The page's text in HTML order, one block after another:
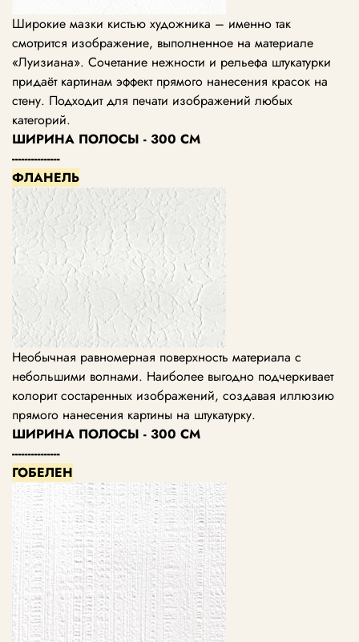
Широкие мазки кистью художника – именно так
смотрится изображение, выполненное на материале
«Луизиана». Сочетание нежности и рельефа штукатурки
придаёт картинам эффект прямого нанесения красок на
стену. Подходит для печати изображений любых
категорий.
ШИРИНА ПОЛОСЫ - 300 СМ
---------------
ФЛАНЕЛЬ
Необычная равномерная поверхность материала с
небольшими волнами. Наиболее выгодно подчеркивает
колорит состаренных изображений, создавая иллюзию
прямого нанесения картины на штукатурку.
ШИРИНА ПОЛОСЫ - 300 СМ
---------------
ГОБЕЛЕН